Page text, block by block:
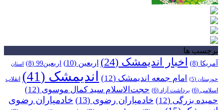
برچسب ها
آمریکا (8) اخبار اندیمشک (24) اربعین (10) اربعین99 (8) استان
خوزستان (5) امام جمعه اندیمشک (12) اندیمشک (41)
انقلاب
اسلامی (6) برداشت آزاد (6) حجت‌الاسلام سید کمال موسوی (12)
حمیده بزرگی (12) خادمیاران رضوی (13)
خادمیاران رضوی